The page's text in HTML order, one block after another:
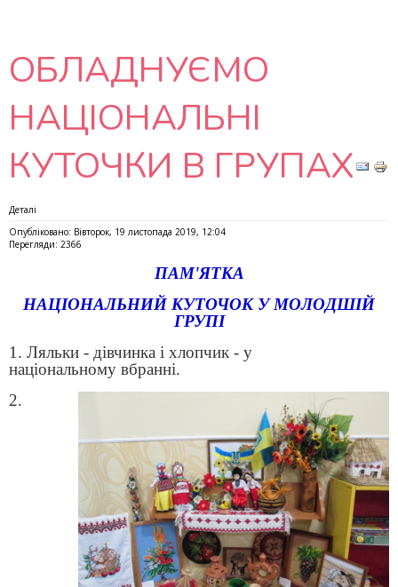
ОБЛАДНУЄМО
НАЦІОНАЛЬНІ
КУТОЧКИ В ГРУПАХ
Деталі
Опубліковано: Вівторок, 19 листопада 2019, 12:04
Перегляди: 2366
ПАМ'ЯТКА
НАЦІОНАЛЬНИЙ КУТОЧОК У МОЛОДШІЙ
ГРУПІ
1. Ляльки - дівчинка і хлопчик - у
національному вбранні.
2.